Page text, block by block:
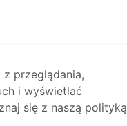
przeglądania,
i wyświetlać
się z naszą polityką